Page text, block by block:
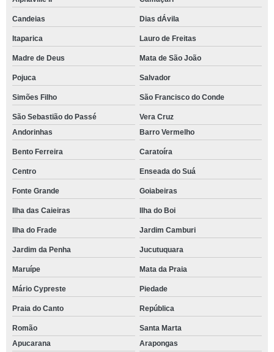
Candeias Dias dÁvila
Itaparica Lauro de Freitas
Madre de Deus Mata de São João
Pojuca Salvador
Simões Filho São Francisco do Conde
São Sebastião do Passé
Vera Cruz
Andorinhas
Barro Vermelho
Bento Ferreira Caratoíra
Centro Enseada do Suá
Fonte Grande Goiabeiras
Ilha das Caieiras Ilha do Boi
Ilha do Frade Jardim Camburi
Jardim da Penha Jucutuquara
Maruípe Mata da Praia
Mário Cypreste Piedade
Praia do Canto República
Romão
Santa Marta
Apucarana
Arapongas